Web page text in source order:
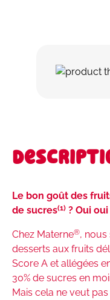
Le bon goût des
de sucres(1) ? Oui
Chez Materne®,
desserts aux fruits
Score A et allégées
30% de sucres en
Mais cela ne veut